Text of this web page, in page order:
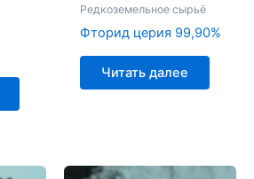
Редкоземельное сырьё
Фторид церия 99,90%
Читать далее